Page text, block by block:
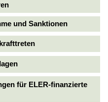
und Sanktionen
für ELER-finanzierte